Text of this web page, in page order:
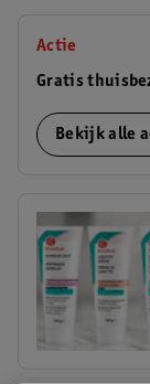
Actie
Gratis
Bekijk alle